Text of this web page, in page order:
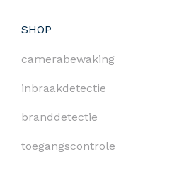
SHOP
camerabewaking
inbraakdetectie
branddetectie
toegangscontrole